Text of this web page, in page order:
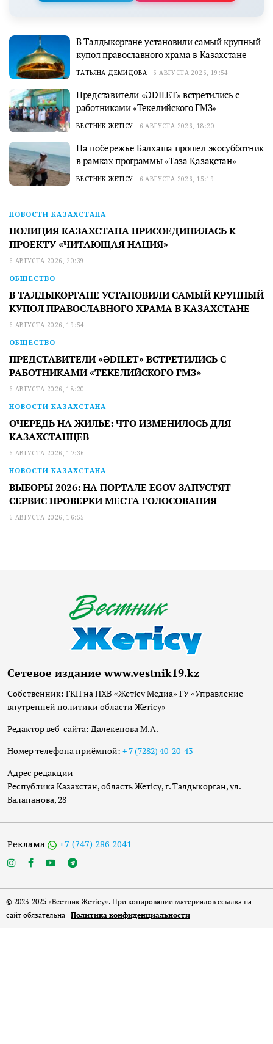
В Талдыкоргане установили самый крупный
купол православного храма в Казахстане
ТАТЬЯНА ДЕМИДОВА 6 АВГУСТА 2026, 19:54
Представители «ӘDILET» встретились с
работниками «Текелийского ГМЗ»
ВЕСТНИК ЖЕТІСУ 6 АВГУСТА 2026, 18:20
На побережье Балхаша прошел экосубботник
в рамках программы «Таза Қазақстан»
ВЕСТНИК ЖЕТІСУ 6 АВГУСТА 2026, 15:19
НОВОСТИ КАЗАХСТАНА
ПОЛИЦИЯ КАЗАХСТАНА ПРИСОЕДИНИЛАСЬ К
ПРОЕКТУ «ЧИТАЮЩАЯ НАЦИЯ»
6 АВГУСТА 2026, 20:39
ОБЩЕСТВО
В ТАЛДЫКОРГАНЕ УСТАНОВИЛИ САМЫЙ КРУПНЫЙ
КУПОЛ ПРАВОСЛАВНОГО ХРАМА В КАЗАХСТАНЕ
6 АВГУСТА 2026, 19:54
ОБЩЕСТВО
ПРЕДСТАВИТЕЛИ «ӘDILET» ВСТРЕТИЛИСЬ С
РАБОТНИКАМИ «ТЕКЕЛИЙСКОГО ГМЗ»
6 АВГУСТА 2026, 18:20
НОВОСТИ КАЗАХСТАНА
ОЧЕРЕДЬ НА ЖИЛЬЕ: ЧТО ИЗМЕНИЛОСЬ ДЛЯ
КАЗАХСТАНЦЕВ
6 АВГУСТА 2026, 17:36
НОВОСТИ КАЗАХСТАНА
ВЫБОРЫ 2026: НА ПОРТАЛЕ EGOV ЗАПУСТЯТ
СЕРВИС ПРОВЕРКИ МЕСТА ГОЛОСОВАНИЯ
6 АВГУСТА 2026, 16:55
Сетевое издание www.vestnik19.kz
Собственник: ГКП на ПХВ «Жетісу Медиа» ГУ «Управление
внутренней политики области Жетісу»
Редактор веб-сайта: Далекенова М.А.
Номер телефона приёмной: + 7 (7282) 40-20-43
Адрес редакции
Республика Казахстан, область Жетісу, г. Талдыкорган, ул.
Балапанова, 28
Реклама +7 (747) 286 2041
© 2023-2025 «Вестник Жетісу». При копировании материалов ссылка на
сайт обязательна | Политика конфиденциальности